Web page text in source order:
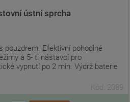
ústní sprcha
pouzdrem. Efektivní pohodlné
a 5- ti nástavci pro
vypnutí po 2 min. Výdrž baterie
Kód: 2089